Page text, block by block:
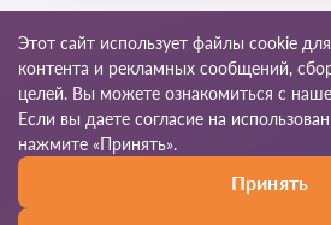
Карта сайта
Этот сайт использует файлы cookie
контента и рекламных сообщений,
целей. Вы можете ознакомиться с
Если вы даете согласие на
нажмите «Принять».
Принять